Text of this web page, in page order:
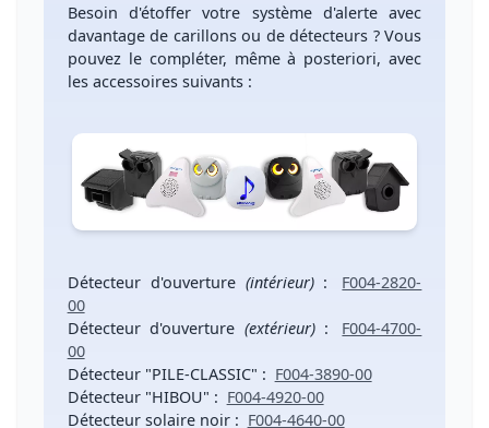
Besoin d'étoffer votre système d'alerte avec
davantage de carillons ou de détecteurs ?Vous
pouvez le compléter, même à posteriori, avec
les accessoires suivants :
Détecteur d'ouverture (intérieur):
F004-2820-
00
Détecteur d'ouverture (extérieur):
F004-4700-
00
Détecteur "PILE-CLASSIC" : F004-3890-00
Détecteur "HIBOU" : F004-4920-00
Détecteur solaire noir: F004-4640-00